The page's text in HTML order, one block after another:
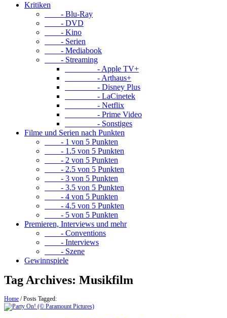
Kritiken
- Blu-Ray
- DVD
- Kino
- Serien
- Mediabook
- Streaming
- Apple TV+
- Arthaus+
- Disney Plus
- LaCinetek
- Netflix
- Prime Video
- Sonstiges
Filme und Serien nach Punkten
- 1 von 5 Punkten
- 1.5 von 5 Punkten
- 2 von 5 Punkten
- 2.5 von 5 Punkten
- 3 von 5 Punkten
- 3.5 von 5 Punkten
- 4 von 5 Punkten
- 4.5 von 5 Punkten
- 5 von 5 Punkten
Premieren, Interviews und mehr
- Conventions
- Interviews
- Szene
Gewinnspiele
Tag Archives: Musikfilm
Home /Posts Tagged: